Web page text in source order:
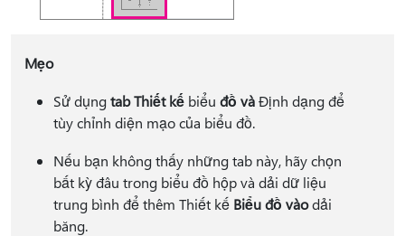
Mẹo
Sử dụngtab Thiết kếbiểu đồ vàĐịnh dạng để
tùy chỉnh diện mạo của biểu đồ.
Nếu bạn không thấy những tab này, hãy chọn
bất kỳ đâu trong biểu đồ hộp và dải dữ liệu
trung bình để thêm Thiết kế Biểu đồ vàodải
băng.